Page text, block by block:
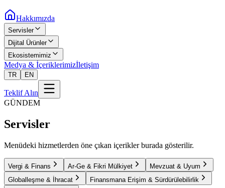
Hakkımızda
Servisler
Dijital Ürünler
Ekosistemimiz
Medya & İçeriklerimizİletişim
TR EN
Teklif Alın
GÜNDEM
Servisler
Menüdeki hizmetlerden öne çıkan içerikler burada gösterilir.
Vergi & Finans Ar-Ge & Fikri Mülkiyet
Mevzuat & Uyum
Globalleşme & İhracat
Finansmana Erişim & Sürdürülebilirlik